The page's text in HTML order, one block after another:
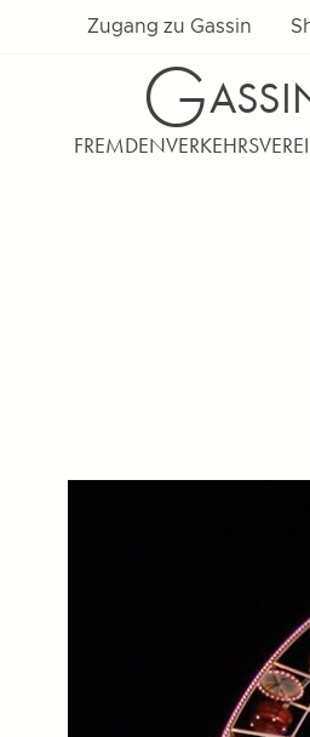
Zugang zu Gassin
G